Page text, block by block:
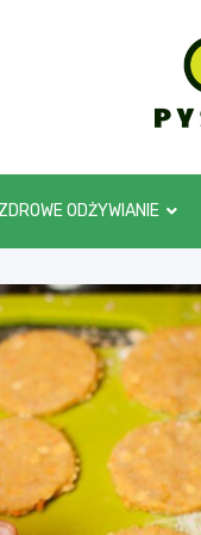
ZDROWE ODŻYWIANIE